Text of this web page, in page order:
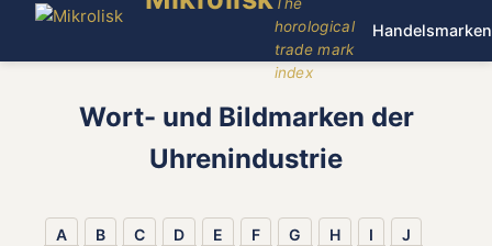
horological
trade mark
index
Handelsmarken
Wort- und Bildmarken der
Uhrenindustrie
A B C D E F G H I J